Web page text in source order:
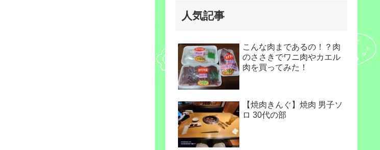
人気記事
こんな肉まであるの！？肉
のささきでワニ肉やカエル
肉を買ってみた！
【焼肉きんぐ】焼肉 男子ソ
ロ 30代の部